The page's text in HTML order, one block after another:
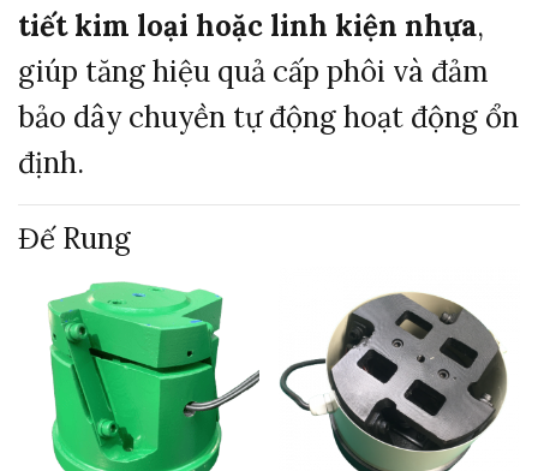
tiếtkim loại hoặc linh kiện nhựa,
giúp tănghiệu quả cấp phôi và đảm
bảo dâychuyền tựđộnghoạt động ổn
định.
ĐếRung